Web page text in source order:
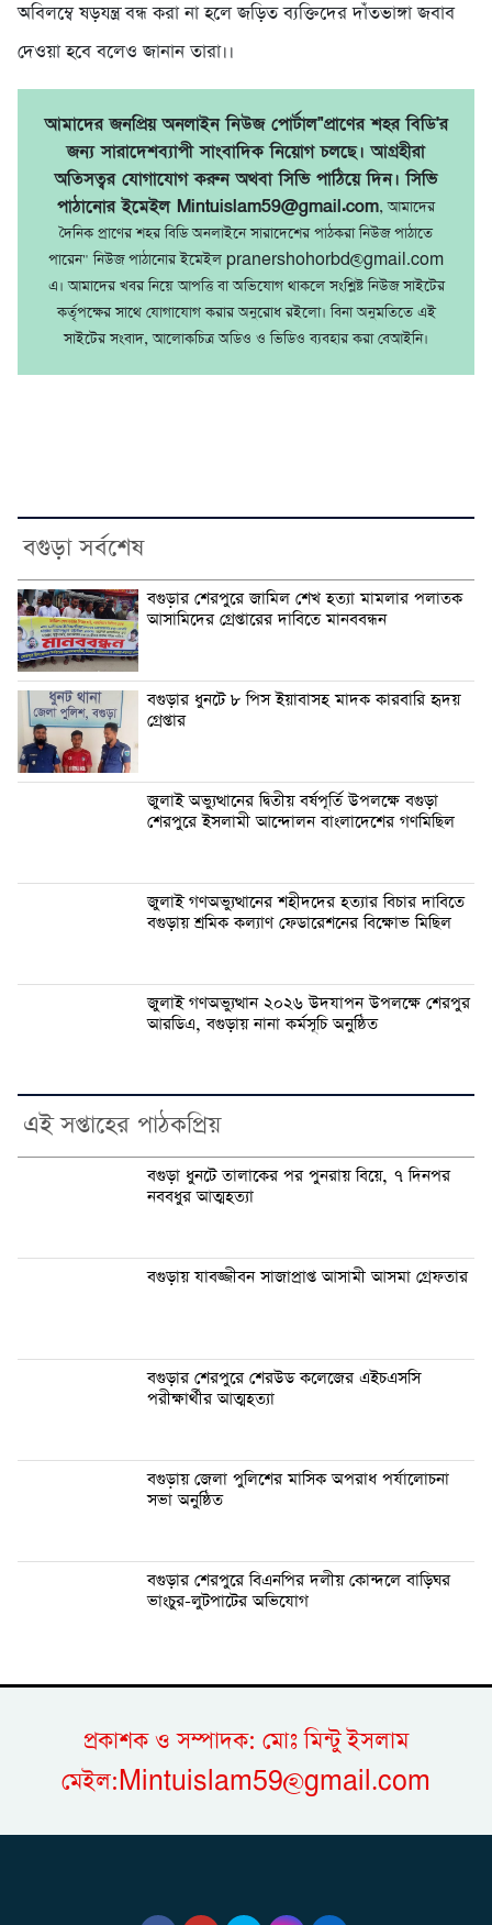
অবিলম্বে ষড়যন্ত্র বন্ধ করা না হলে জড়িত ব্যক্তিদের দাঁতভাঙ্গা জবাব
দেওয়া হবে বলেও জানান তারা।।
আমাদের জনপ্রিয় অনলাইন নিউজ পোর্টাল"প্রাণের শহর বিডি'র
জন্য সারাদেশব্যাপী সাংবাদিক নিয়োগ চলছে। আগ্রহীরা
অতিসত্বর যোগাযোগ করুন অথবা সিভি পাঠিয়ে দিন। সিভি
পাঠানোর ইমেইল Mintuislam59@gmail.com, আমাদের
দৈনিক প্রাণের শহর বিডি অনলাইনে সারাদেশের পাঠকরা নিউজ পাঠাতে
পারেন" নিউজ পাঠানোর ইমেইল pranershohorbd@gmail.com
এ। আমাদের খবর নিয়ে আপত্তি বা অভিযোগ থাকলে সংশ্লিষ্ট নিউজ সাইটের
কর্তৃপক্ষের সাথে যোগাযোগ করার অনুরোধ রইলো। বিনা অনুমতিতে এই
সাইটের সংবাদ, আলোকচিত্র অডিও ও ভিডিও ব্যবহার করা বেআইনি।
বগুড়া সর্বশেষ
বগুড়ার শেরপুরে জামিল শেখ হত্যা মামলার পলাতক
আসামিদের গ্রেপ্তারের দাবিতে মানববন্ধন
বগুড়ার ধুনটে ৮ পিস ইয়াবাসহ মাদক কারবারি হৃদয়
গ্রেপ্তার
জুলাই অভ্যুত্থানের দ্বিতীয় বর্ষপূর্তি উপলক্ষে বগুড়া
শেরপুরে ইসলামী আন্দোলন বাংলাদেশের গণমিছিল
জুলাই গণঅভ্যুত্থানের শহীদদের হত্যার বিচার দাবিতে
বগুড়ায় শ্রমিক কল্যাণ ফেডারেশনের বিক্ষোভ মিছিল
জুলাই গণঅভ্যুত্থান ২০২৬ উদযাপন উপলক্ষে শেরপুর
আরডিএ, বগুড়ায় নানা কর্মসূচি অনুষ্ঠিত
এই সপ্তাহের পাঠকপ্রিয়
বগুড়া ধুনটে তালাকের পর পুনরায় বিয়ে, ৭ দিনপর
নববধুর আত্মহত্যা
বগুড়ায় যাবজ্জীবন সাজাপ্রাপ্ত আসামী আসমা গ্রেফতার
বগুড়ার শেরপুরে শেরউড কলেজের এইচএসসি
পরীক্ষার্থীর আত্মহত্যা
বগুড়ায় জেলা পুলিশের মাসিক অপরাধ পর্যালোচনা
সভা অনুষ্ঠিত
বগুড়ার শেরপুরে বিএনপির দলীয় কোন্দলে বাড়িঘর
ভাংচুর-লুটপাটের অভিযোগ
প্রকাশক ও সম্পাদক: মোঃ মিন্টু ইসলাম
মেইল:Mintuislam59@gmail.com